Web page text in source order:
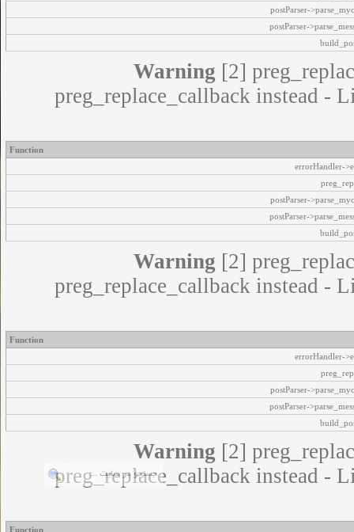
postParser-
postParser-
Warning [2]
preg_replace_callback instead -
Function
errorHandler-
postParser-
postParser-
Warning [2]
preg_replace_callback instead -
Function
errorHandler-
postParser-
postParser-
Warning [2]
preg_replace_callback instead -
Function